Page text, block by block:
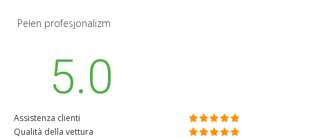
Pełen profesjonalizm
5.0
Assistenza clienti
Qualità della vettura